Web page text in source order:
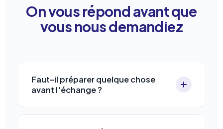
On vous répond avant que
vous nous demandiez
Faut-il préparer quelque chose
avant l'échange ?
Non, venez avec vos questions. 15 minutes